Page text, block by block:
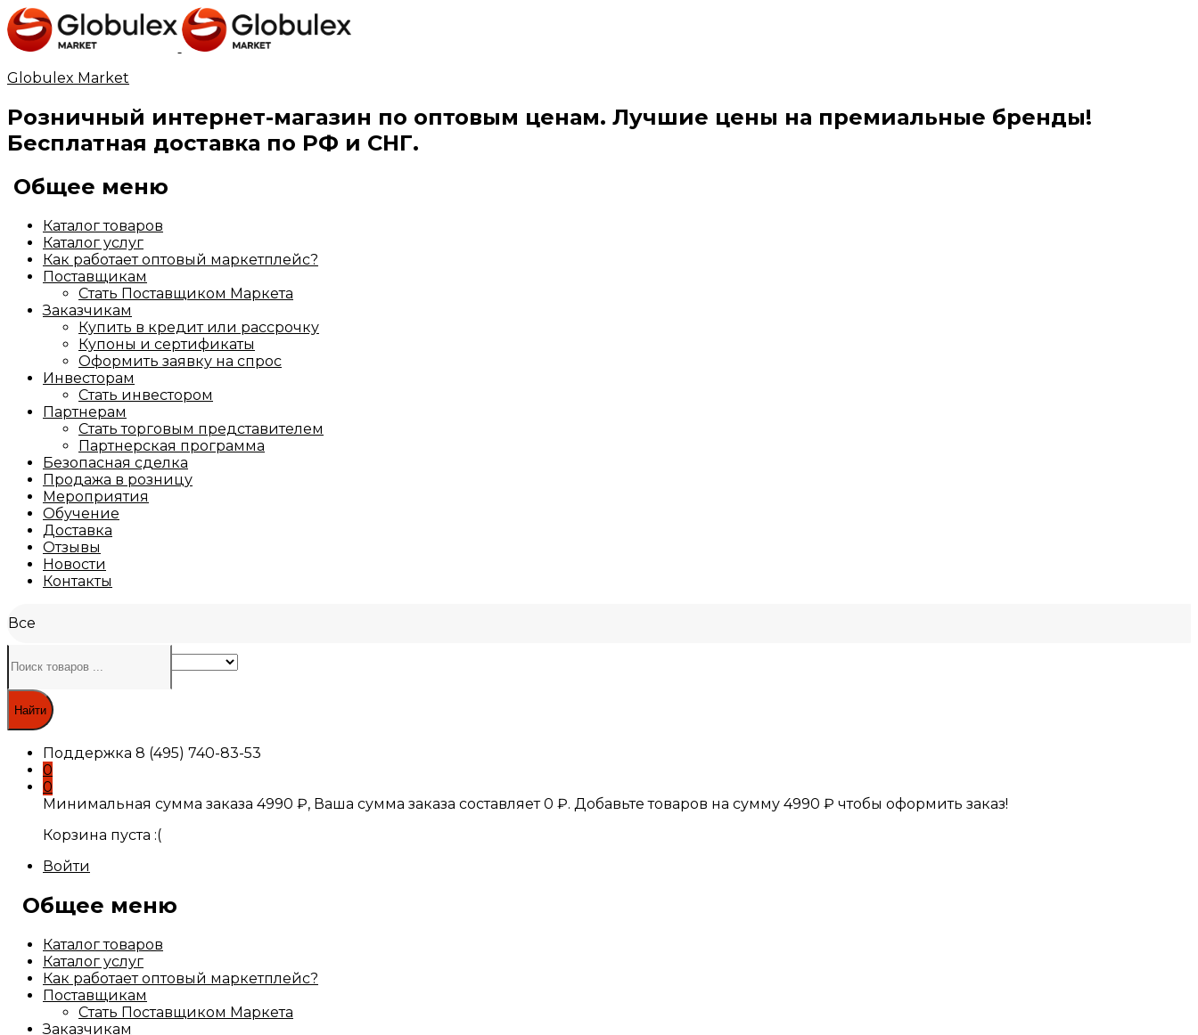
Globulex Market
Розничный интернет-магазин по оптовым ценам. Лучшие цены на премиальные бренды!
Бесплатная доставка по РФ и СНГ.
Общее меню
Каталог товаров
Каталог услуг
Как работает оптовый маркетплейс?
Поставщикам
Стать Поставщиком Маркета
Заказчикам
Купить в кредит или рассрочку
Купоны и сертификаты
Оформить заявку на спрос
Инвесторам
Стать инвестором
Партнерам
Стать торговым представителем
Партнерская программа
Безопасная сделка
Продажа в розницу
Мероприятия
Обучение
Доставка
Отзывы
Новости
Контакты
Все
Найти
Поддержка 8 (495) 740-83-53
0
0
Минимальная сумма заказа 4990 ₽, Ваша сумма заказа составляет0 ₽. Добавьте товаров на сумму 4990 ₽ чтобы оформить заказ!
Корзина пуста :(
Войти
Общее меню
Каталог товаров
Каталог услуг
Как работает оптовый маркетплейс?
Поставщикам
Стать Поставщиком Маркета
Заказчикам